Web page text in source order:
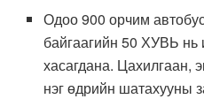
Одоо 900 орчим
байгаагийн 50 ХУВЬ нь
хасагдана. Цахилгаан,
нэг өдрийн шатахууны